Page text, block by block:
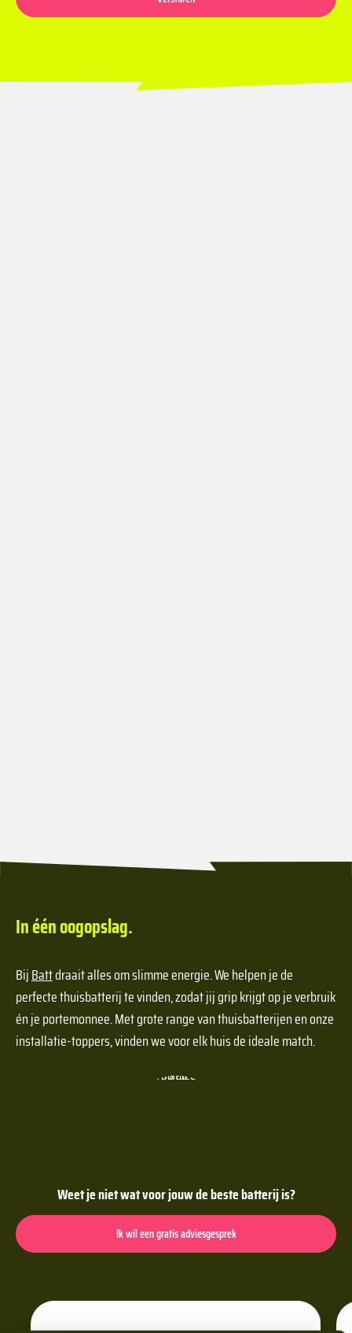
In één oogopslag.
BijBattdraait alles om slimme energie. We helpen je de
perfecte thuisbatterij te vinden, zodat jij grip krijgt op je verbruik
én je portemonnee. Met grote range van thuisbatterijen en onze
installatie-toppers, vinden we voor elk huis de ideale match.
Weet je niet wat voor jouw de beste batterij is?
Ik wil een gratis adviesgesprek